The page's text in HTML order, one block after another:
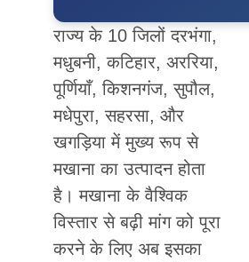
राज्य के 10 जिलों दरभंगा,
मधुबनी, कटिहार, अररिया,
पूर्णियाँ, किशनगंज, सुपौल,
मधेपुरा, सहरसा, और
खगड़िया में मुख्य रूप से
मखाना का उत्पादन होता
है। मखाना के वैश्विक
विस्तार से बढ़ी मांग को पूरा
करने के लिए अब इसका